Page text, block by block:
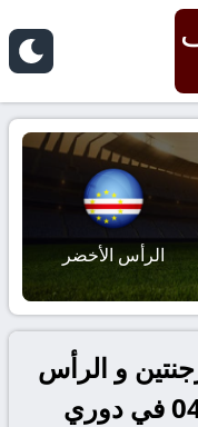
الرأس الأخضر
و الرأس
الأخضر بتاريخ 2026-07-04 في دوري